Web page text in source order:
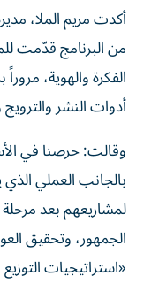
أكدت مريم الملا،
من البرنامج قدّمت
الفكرة والهوية،
أدوات النشر
وقالت: حرصنا في
بالجانب العملي
لمشاريعهم بعد
الجمهور، وتحقيق
«استراتيجيات